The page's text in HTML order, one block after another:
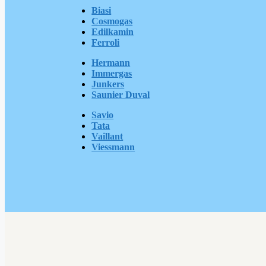
Biasi
Cosmogas
Edilkamin
Ferroli
Hermann
Immergas
Junkers
Saunier Duval
Savio
Tata
Vaillant
Viessmann